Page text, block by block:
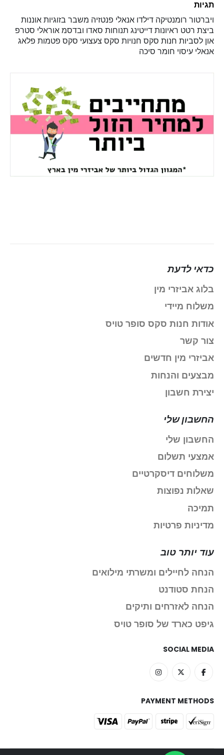
תגיות
ויברטור רומנטיקה דילדו אנאלי פנטזיה משבר בזוגיות אוננות
ביצת רטט ראיונות דייטינג תנוחות סאדו ובדסמ אוראלי סטרפ
און לסביות חנות סקס חנויות סקס צעצועי סקס פטמות פלאג
אנאלי עיסוי חומר סיכה
כדאי לדעת
בלוג אביזרי מין
משלוח מיידי
אודות חנות סקס סופר טויס
צור קשר
אביזרי מין חדשים
מבצעים והנחות
יצירת חשבון
החשבון שלי
החשבון שלי
אמצעי תשלום
משלוחים דיסקרטיים
שאלות נפוצות
תמיכה
מדיניות פרטיות
עוד יותר טוב
הנחה לחיילים ומשרתי מילואים
הנחת סטודנט
הנחה לאזרחים ותיקים
גיפט כארד של סופר טויס
SOCIAL MEDIA
PAYMENT METHODS